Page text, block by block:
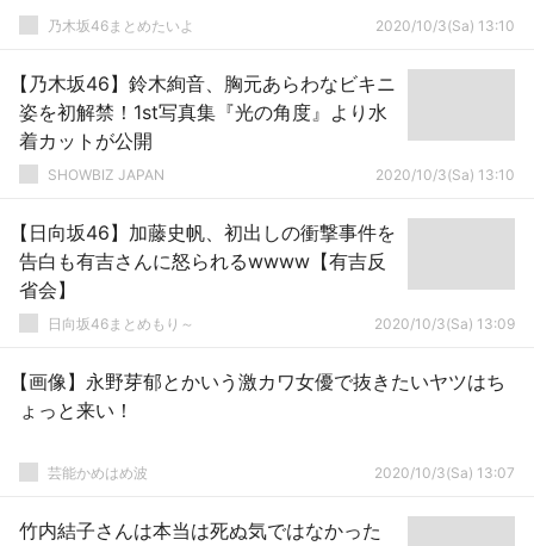
乃木坂46まとめたいよ 2020/10/3(Sa) 13:10
【乃木坂46】鈴木絢音、胸元あらわなビキニ
姿を初解禁！1st写真集『光の角度』より水
着カットが公開
SHOWBIZ JAPAN 2020/10/3(Sa) 13:10
【日向坂46】加藤史帆、初出しの衝撃事件を
告白も有吉さんに怒られるwwww【有吉反
省会】
日向坂46まとめもり～ 2020/10/3(Sa) 13:09
【画像】永野芽郁とかいう激カワ女優で抜きたいヤツはち
ょっと来い！
芸能かめはめ波 2020/10/3(Sa) 13:07
竹内結子さんは本当は死ぬ気ではなかった